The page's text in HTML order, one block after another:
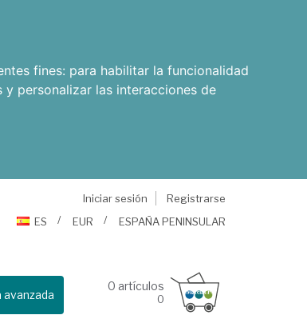
fines: para habilitar la funcionalidad
personalizar las interacciones de
Iniciar sesión
Registrarse
ES
EUR ESPAÑA PENINSULAR
avanzada
0 artículos
0